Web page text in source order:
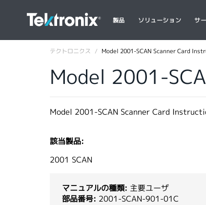
製品 ソリューション サ
テクトロニクス Model 2001-SCAN Scanner Card
Model 2001-
Model 2001-SCAN Scanner Card
該当製品:
2001 SCAN
マニュアルの種類: 主要ユーザ
部品番号: 2001-SCAN-901-01C